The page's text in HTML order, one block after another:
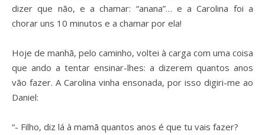
dizer que não, e a chamar: “anana”… e a Carolina foi a
chorar uns 10 minutos e a chamar por ela!
Hoje de manhã, pelo caminho, voltei à carga com uma coisa
que ando a tentar ensinar-lhes: a dizerem quantos anos
vão fazer. A Carolina vinha ensonada, por isso digiri-me ao
Daniel:
“- Filho, diz lá à mamã quantos anos é que tu vais fazer?